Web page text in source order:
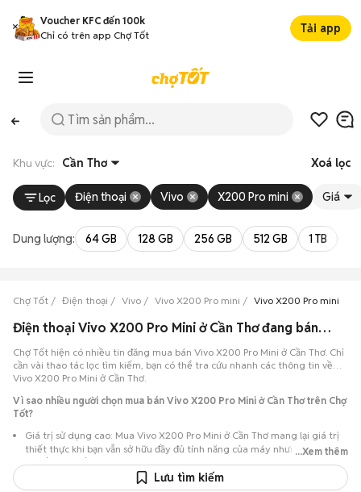
Voucher KFC đến 100k
Chỉ có trên app Chợ Tốt
Tải app
Khu vực: Cần Thơ Xoá lọc
Lọc Điện thoại Vivo X200 Pro mini Giá
Dung lượng: 64 GB 128 GB 256 GB 512 GB 1 TB
Chợ Tốt Điện thoại Vivo Vivo X200 Pro mini Vivo X200 Pro mini Cần
Điện thoại Vivo X200 Pro Mini ở Cần Thơ đang bán 08/2026
Chợ Tốt hiện có nhiều tin đăng mua bán Vivo X200 Pro Mini ở Cần Thơ. Chỉ
cần vài thao tác lọc tìm kiếm, bạn có thể tra cứu nhanh các thông tin về
Vivo X200 Pro Mini ở Cần Thơ.
Vì sao nhiều người chọn mua bán Vivo X200 Pro Mini ở Cần Thơ trên Chợ
Tốt?
Giá trị sử dụng cao: Mua Vivo X200 Pro Mini ở Cần Thơ mang lại giá trị
thiết thực khi bạn vẫn sở hữu đầy đủ tính năng của máy nhưng với chi
phí đầu tư thấp hơn máy đập hộp.
Lựa chọn theo sát nhu cầu: Hệ thống ghi nhận nhiều tin rao Vivo X200
...Xem thêm
Lưu tìm kiếm